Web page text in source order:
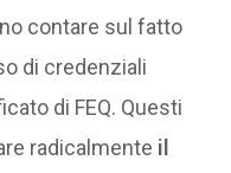
contare sul fatto
di credenziali
di FEQ. Questi
radicalmente il